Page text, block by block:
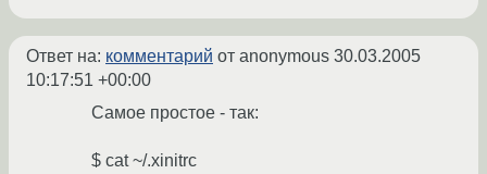
Ответ на: комментарий от anonymous 30.03.2005
10:17:51 +00:00
Самое простое - так:
$ cat ~/.xinitrc